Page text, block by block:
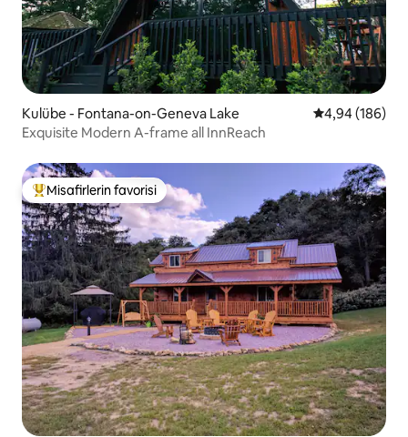
Kulübe - Fontana-on-Geneva Lake 5 üzerinden
4,94 (186)
Exquisite Modern A-frame all InnReach
Misafirlerin favorilerinden en beğenilenler arasında
Misafirlerin favorisi